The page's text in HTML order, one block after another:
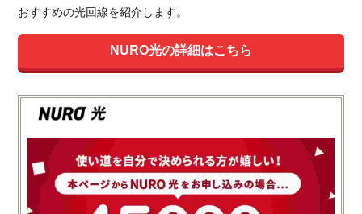
おすすめの光回線を紹介します。
NURO光の詳細はこちら